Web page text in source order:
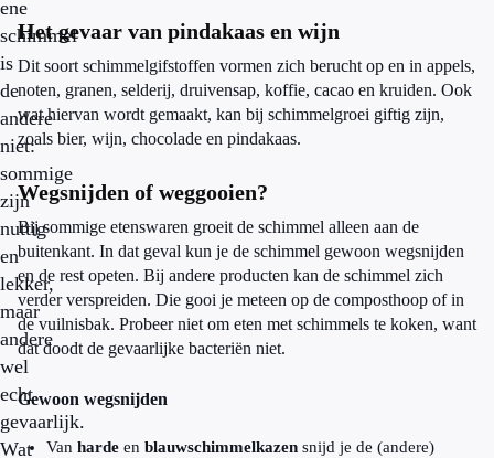
ene
schimmel
is
de
andere
niet:
sommige
zijn
nuttig
en
lekker,
maar
andere
wel
echt
gevaarlijk.
Wat
Het gevaar van pindakaas en wijn
Dit soort schimmelgifstoffen vormen zich berucht op en in appels,
noten, granen, selderij, druivensap, koffie, cacao en kruiden. Ook
wat hiervan wordt gemaakt, kan bij schimmelgroei giftig zijn,
zoals bier, wijn, chocolade en pindakaas.
Wegsnijden of weggooien?
Bij sommige etenswaren groeit de schimmel alleen aan de
buitenkant. In dat geval kun je de schimmel gewoon wegsnijden
en de rest opeten. Bij andere producten kan de schimmel zich
verder verspreiden. Die gooi je meteen op de composthoop of in
de vuilnisbak. Probeer niet om eten met schimmels te koken, want
dat doodt de gevaarlijke bacteriën niet.
Gewoon wegsnijden
Van harde en blauwschimmelkazen snijd je de (andere)